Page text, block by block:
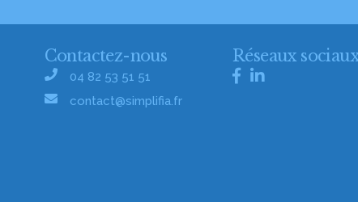
Contactez-nous
04 82 53 51 51
contact@simplifia.fr
Réseaux sociaux